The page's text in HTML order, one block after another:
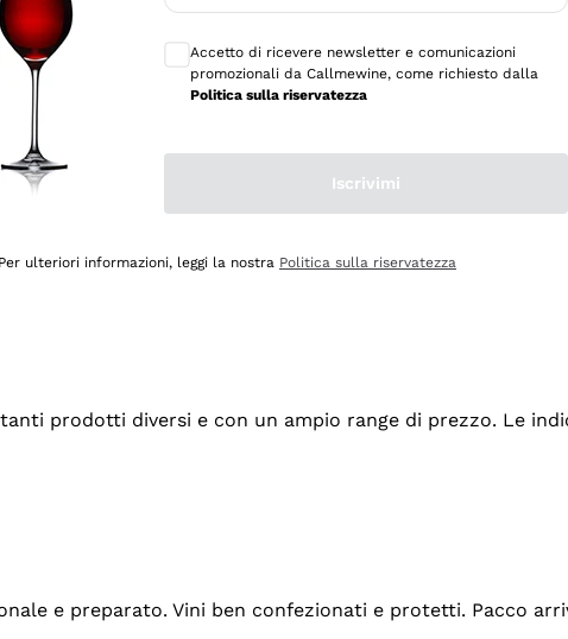
e professionalità
prodotti diversi e con un ampio range di prezzo. Le
e preparato. Vini ben confezionati e protetti. Pacco
Accetto di ricevere newsletter e comunicazioni
promozionali da Callmewine, come richiesto dalla
Politica sulla riservatezza
Iscrivimi
Per ulteriori informazioni, leggi la nostra Politica sulla riservatezza